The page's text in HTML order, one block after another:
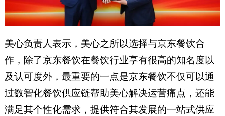
美心负责人表示，美心之所以选择与京东餐饮合
作，除了京东餐饮在餐饮行业享有很高的知名度以
及认可度外，最重要的一点是京东餐饮不仅可以通
过数智化餐饮供应链帮助美心解决运营痛点，还能
满足其个性化需求，提供符合其发展的一站式供应